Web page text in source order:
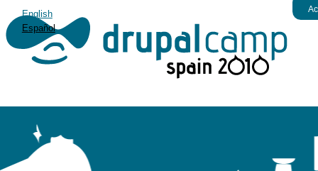
English
Español